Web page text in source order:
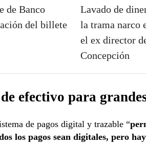
de Banco
del billete
Lavado de
la trama narco
el ex director
Concepción
efectivo para
de pagos digital y trazable “
los pagos sean digitales, pero